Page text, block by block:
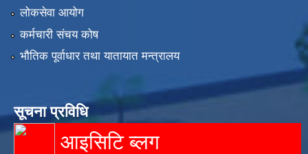
लोकसेवा आयोग
कर्मचारी संचय कोष
भौतिक पूर्वाधार तथा यातायात मन्त्रालय
सूचना प्रविधि
आइसिटि ब्लग